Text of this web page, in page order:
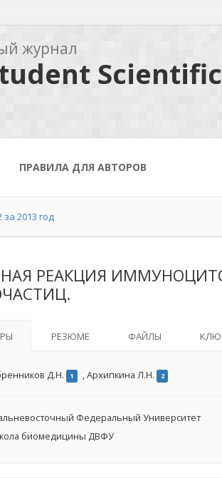
журнал
ПРАВИЛА ДЛЯ АВТОРОВ
2013 год
РЕАКЦИЯ
РЕЗЮМЕ ФАЙЛЫ
Д.Н. 1 ,Архипкина Л.Н. 2
Федеральный Университет
биомедицины ДВФУ